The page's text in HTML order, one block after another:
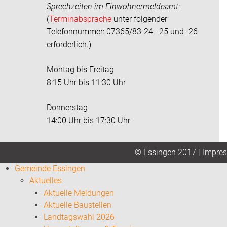
Sprechzeiten im Einwohnermeldeamt:
(Terminabsprache unter folgender
Telefonnummer: 07365/83-24, -25 und -26
erforderlich.)
Montag bis Freitag
8:15 Uhr bis 11:30 Uhr
Donnerstag
14:00 Uhr bis 17:30 Uhr
© Essingen 2017 |
Gemeinde Essingen
Aktuelles
Aktuelle Meldungen
Aktuelle Baustellen
Landtagswahl 2026